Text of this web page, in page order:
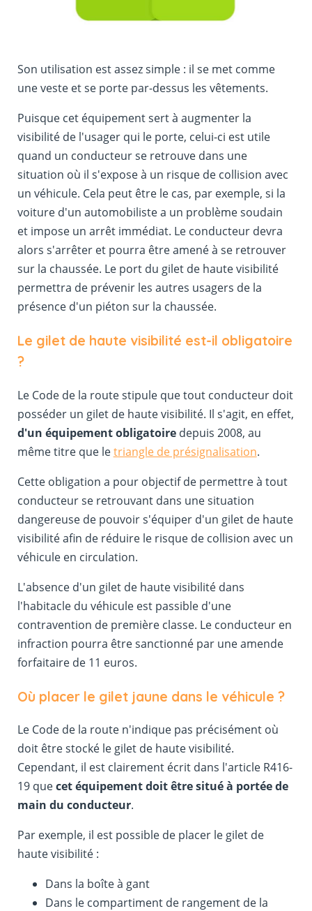
Son utilisation est assez simple : il se met comme
une veste et se porte par-dessus les vêtements.
Puisque cet équipement sert à augmenter la
visibilité de l'usager qui le porte, celui-ci est utile
quand un conducteur se retrouve dans une
situation où il s'expose à un risque de collision avec
un véhicule. Cela peut être le cas, par exemple, si la
voiture d'un automobiliste a un problème soudain
et impose un arrêt immédiat. Le conducteur devra
alors s'arrêter et pourra être amené à se retrouver
sur la chaussée. Le port du gilet de haute visibilité
permettra de prévenir les autres usagers de la
présence d'un piéton sur la chaussée.
Le gilet de haute visibilité est-il obligatoire
?
Le Code de la route stipule que tout conducteur doit
posséder un gilet de haute visibilité. Il s'agit, en effet,
d'un équipement obligatoiredepuis 2008, au
même titre que letriangle de présignalisation.
Cette obligation a pour objectif de permettre à tout
conducteur se retrouvant dans une situation
dangereuse de pouvoir s'équiper d'un gilet de haute
visibilité afin de réduire le risque de collision avec un
véhicule en circulation.
L'absence d'un gilet de haute visibilité dans
l'habitacle du véhicule est passible d'une
contravention de première classe. Le conducteur en
infraction pourra être sanctionné par une amende
forfaitaire de 11 euros.
Où placer le gilet jaune dans le véhicule ?
Le Code de la route n'indique pas précisément où
doit être stocké le gilet de haute visibilité.
Cependant, il est clairement écrit dans l'article R416-
19 quecet équipement doit être situé à portée de
main du conducteur.
Par exemple, il est possible de placer le gilet de
haute visibilité :
Dans la boîte à gant
Dans le compartiment de rangement de la